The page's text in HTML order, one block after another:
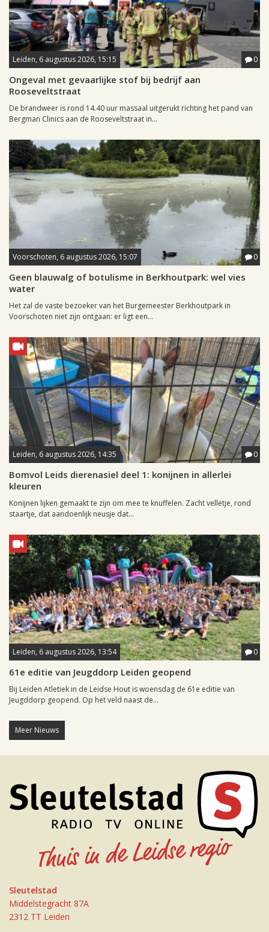
Leiden, 6 augustus 2026, 15:15 0
Ongeval met gevaarlijke stof bij bedrijf aan
Rooseveltstraat
De brandweer is rond 14.40 uur massaal uitgerukt richting het pand van
Bergman Clinics aan de Rooseveltstraat in...
Voorschoten, 6 augustus 2026, 15:07 0
Geen blauwalg of botulisme in Berkhoutpark: wel vies
water
Het zal de vaste bezoeker van het Burgemeester Berkhoutpark in
Voorschoten niet zijn ontgaan: er ligt een...
Leiden, 6 augustus 2026, 14:35 0
Bomvol Leids dierenasiel deel 1: konijnen in allerlei
kleuren
Konijnen lijken gemaakt te zijn om mee te knuffelen. Zacht velletje, rond
staartje, dat aandoenlijk neusje dat...
Leiden, 6 augustus 2026, 13:54 0
61e editie van Jeugddorp Leiden geopend
Bij Leiden Atletiek in de Leidse Hout is woensdag de 61e editie van
Jeugddorp geopend. Op het veld naast de...
Meer Nieuws
Sleutelstad
Middelstegracht 87A
2312 TT Leiden